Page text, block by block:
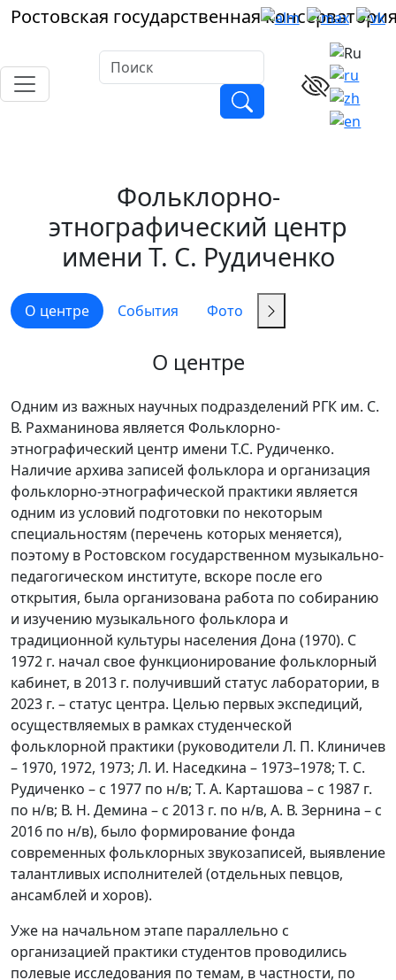
Ростовская государственная
Фольклорно-
этнографический центр
имени Т. С. Рудиченко
О центре События Фото
О центре
Одним из важных научных подразделений РГК им. С.
В. Рахманинова является Фольклорно-
этнографический центр имени Т.С. Рудиченко.
Наличие архива записей фольклора и организация
фольклорно-этнографической практики является
одним из условий подготовки по некоторым
специальностям (перечень которых меняется),
поэтому в Ростовском государственном музыкально-
педагогическом институте, вскоре после его
открытия, была организована работа по собиранию
и изучению музыкального фольклора и
традиционной культуры населения Дона (1970). С
1972 г. начал свое функционирование фольклорный
кабинет, в 2013 г. получивший статус лаборатории, в
2023 г. – статус центра. Целью первых экспедиций,
осуществляемых в рамках студенческой
фольклорной практики (руководители Л. П. Клиничев
– 1970, 1972, 1973; Л. И. Наседкина – 1973–1978; Т. С.
Рудиченко – с 1977 по н/в; Т. А. Карташова – с 1987 г.
по н/в; В. Н. Демина – с 2013 г. по н/в, А. В. Зернина – с
2016 по н/в), было формирование фонда
современных фольклорных звукозаписей, выявление
талантливых исполнителей (отдельных певцов,
ансамблей и хоров).
Уже на начальном этапе параллельно с
организацией практики студентов проводились
полевые исследования по темам, в частности, по